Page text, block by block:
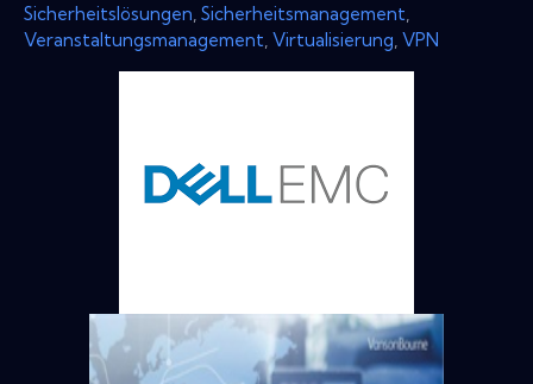
Sicherheitslösungen Sicherheitsmanagement
Veranstaltungsmanagement Virtualisierung VPN